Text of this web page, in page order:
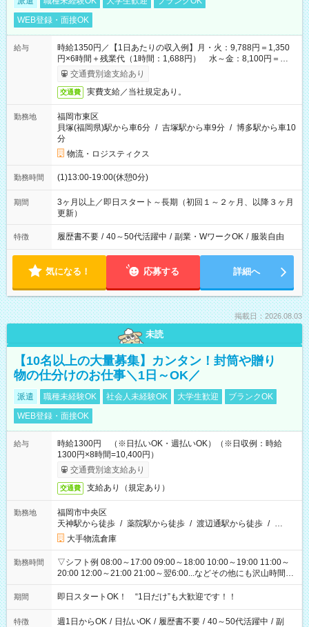
WEB登録・面接OK
給与
時給1350円／【1日あたりの収入例】月・火：9,788円＝1,350
円×6時間＋残業代（1時間：1,688円） 水～金：8,100円＝
1,350円×6時間
交通費別途支給あり
交通費 実費支給／当社規定あり。
勤務地
福岡市東区
貝塚(福岡県)駅から車6分 / 吉塚駅から車9分 / 博多駅から車10
分
物流・ロジスティクス
勤務時間 (1)13:00-19:00(休憩0分)
期間
3ヶ月以上／即日スタート～長期（初回１～２ヶ月、以降３ヶ月
更新）
特徴 履歴書不要 / 40～50代活躍中 / 副業・WワークOK / 服装自由
気になる！ 応募する 詳細へ
掲載日：2026.08.03
未読
【10名以上の大量募集】カンタン！封筒や贈り
物の仕分けのお仕事＼1日～OK／
派遣 職種未経験OK 社会人未経験OK 大学生歓迎
ブランクOK
WEB登録・面接OK
給与
時給1300円 （※日払いOK・週払いOK）（※日収例：時給
1300円×8時間=10,400円）
交通費別途支給あり
交通費 支給あり（規定あり）
勤務地
福岡市中央区
天神駅から徒歩 / 薬院駅から徒歩 / 渡辺通駅から徒歩 / …
大手物流倉庫
勤務時間
▽シフト例 08:00～17:00 09:00～18:00 10:00～19:00 11:00～
20:00 12:00～21:00 21:00～翌6:00...などその他にも沢山時間が
ございます！ 基本は実働8時間（休憩1時間）がメインですが、
他にもご希望があればご相談ください！
期間 即日スタートOK！ “1日だけ”も大歓迎です！！
特徴 週1日からOK / 日払いOK / 履歴書不要 / 40～50代活躍中 / 副